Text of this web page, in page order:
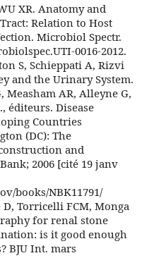
XR. Anatomy and
Relation to Host
Microbiol Spectr.
0016‑2012.
S, Schieppati A, Rizvi
and the Urinary System.
Measham AR, Alleyne G,
éditeurs. Disease
Countries
(DC): The
and
2006 [cité 19 janv
books/NBK11791/
D, Torricelli FCM, Monga
for renal stone
is it good enough
BJU Int. mars